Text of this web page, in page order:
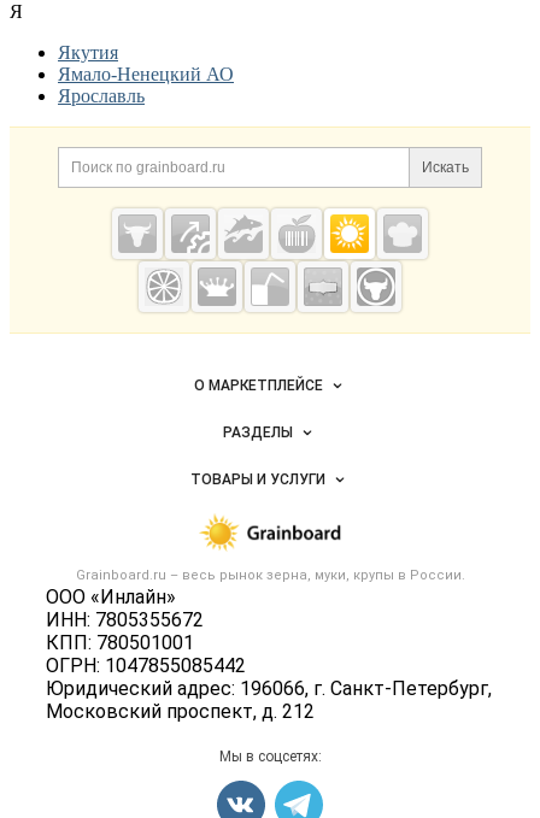
Я
Якутия
Ямало-Ненецкий АО
Ярославль
Дополнительная информация
Поиск по сайту и
Искать
Cсылки на полезные проекты
Grainboard.ru
— зерно и
мука
Важные разделы и контакты
Grainboard.ru – весь рынок зерна, муки, крупы в России.
ООО «Инлайн»
ИНН: 7805355672
КПП: 780501001
ОГРН: 1047855085442
Юридический адрес: 196066, г. Санкт-Петербург,
Московский проспект, д. 212
Навигация по сайтуО МАРКЕТПЛЕЙСЕ
Новости Grainboard.ru
Размещение рекламы
Публичная оферта
Контактная информация
Политика обработки персональных данных
РАЗДЕЛЫ
Объявления
Новости рынка
ТОВАРЫ И УСЛУГИ
Мука
Оборудование
Прочее
Карта объявлений
Мы в соцсетях: